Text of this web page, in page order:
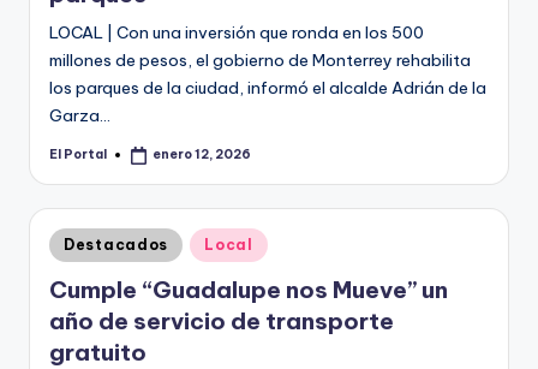
LOCAL | Con una inversión que ronda en los 500
millones de pesos, el gobierno de Monterrey rehabilita
los parques de la ciudad, informó el alcalde Adrián de la
Garza…
Publicado
El Portal enero 12, 2026
Publicado
en
Destacados Local
Cumple “Guadalupe nos Mueve” un
año de servicio de transporte
gratuito